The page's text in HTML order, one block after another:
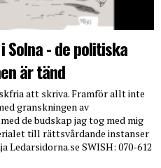
- de politiska
är tänd
att skriva. Framför allt inte
granskningen av
de budskap jag tog med mig
till rättsvårdande instanser
Ledarsidorna.se SWISH: 070-612